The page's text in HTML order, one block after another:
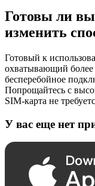
Готовы ли
изменить
Готовый к
охватывающий более
бесперебойное
Попрощайтесь с
SIM-карта не
У вас еще нет